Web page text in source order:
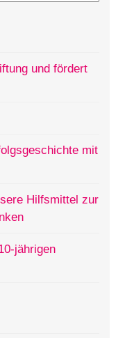
und fördert
mit
Hilfsmittel zur
jährigen